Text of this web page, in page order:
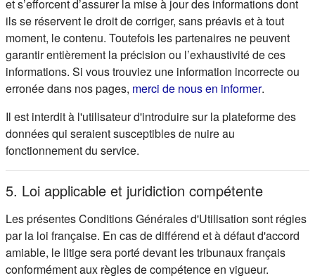
et s’efforcent d’assurer la mise à jour des informations dont
ils se réservent le droit de corriger, sans préavis et à tout
moment, le contenu. Toutefois les partenaires ne peuvent
garantir entièrement la précision ou l’exhaustivité de ces
informations. Si vous trouviez une information incorrecte ou
erronée dans nos pages, merci de nous en informer(s'ouvre
.
Il est interdit à l'utilisateur d'introduire sur la plateforme des
données qui seraient susceptibles de nuire au
fonctionnement du service.
5. Loi applicable et juridiction compétente
Les présentes Conditions Générales d'Utilisation sont régies
par la loi française. En cas de différend et à défaut d'accord
amiable, le litige sera porté devant les tribunaux français
conformément aux règles de compétence en vigueur.